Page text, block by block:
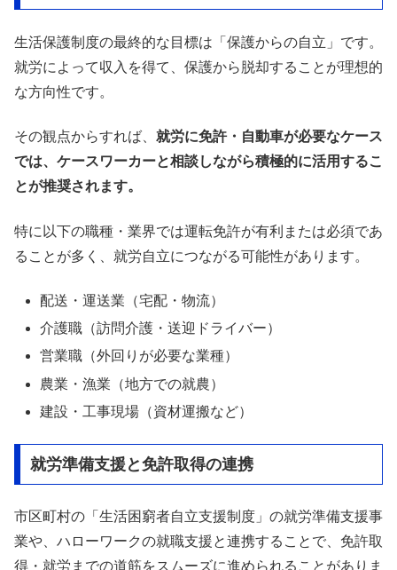
生活保護制度の最終的な目標は「保護からの自立」です。
就労によって収入を得て、保護から脱却することが理想的
な方向性です。
その観点からすれば、 就労に免許・自動車が必要なケース
では、ケースワーカーと相談しながら積極的に活用するこ
とが推奨されます。
特に以下の職種・業界では運転免許が有利または必須であ
ることが多く、就労自立につながる可能性があります。
配送・運送業（宅配・物流）
介護職（訪問介護・送迎ドライバー）
営業職（外回りが必要な業種）
農業・漁業（地方での就農）
建設・工事現場（資材運搬など）
就労準備支援と免許取得の連携
市区町村の「生活困窮者自立支援制度」の就労準備支援事
業や、ハローワークの就職支援と連携することで、免許取
得・就労までの道筋をスムーズに進められることがありま